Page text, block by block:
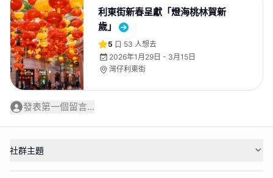
利東街新春呈獻「燈海桃林賀新
歲」
5 53 人想去
2026年1月29日 - 3月15日
灣仔利東街
發表第一個留言...
社群主題